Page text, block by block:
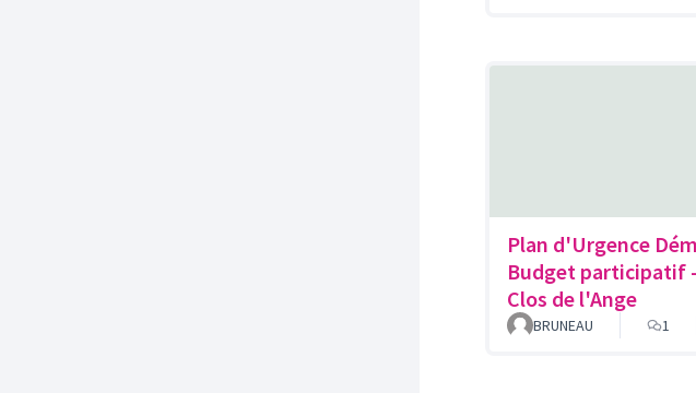
Plan d'Urgence
Budget participatif
Clos de l'Ange
BRUNEAU 1